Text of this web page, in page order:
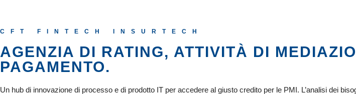
CFT FINTECH INSURTECH
AGENZIA DI RATING, ATTIVITÀ DI
PAGAMENTO.
Un hub di innovazione di processo e di prodotto IT per accedere al giusto credito per le PMI. L’analisi dei